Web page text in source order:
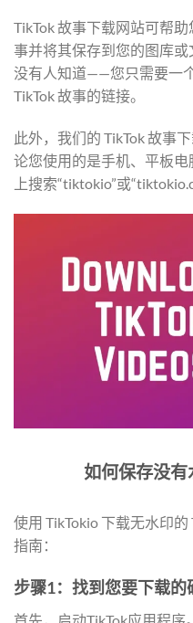
TikTok 故事下载网站可帮
事并将其保存到您的图库
没有人知道——您只需要一
TikTok 故事的链接。
此外，我们的 TikTok 故事
论您使用的是手机、平板
上搜索“tiktokio”或
如何保存没
使用 TikTokio 下载无水印
指南：
步骤1：找到您要下载